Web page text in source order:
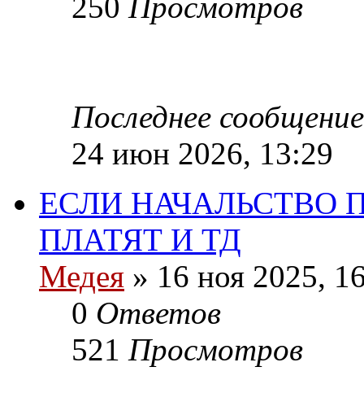
250 Просмотров
Последнее сообщение
24 июн 2026, 13:29
ЕСЛИ НАЧАЛЬСТВО
ПЛАТЯТ И ТД
Медея » 16 ноя 2025,
0 Ответов
521 Просмотров